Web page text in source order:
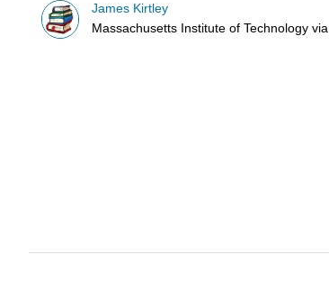
James Kirtley
Massachusetts Institute of Technologyvia